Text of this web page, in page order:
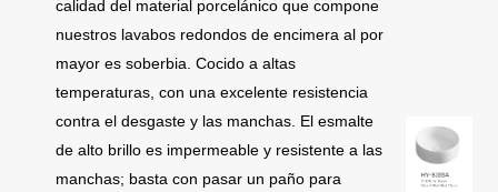
calidad del material porcelánico que compone
nuestros lavabos redondos de encimera al por
mayor es soberbia. Cocido a altas
temperaturas, con una excelente resistencia
contra el desgaste y las manchas. El esmalte
de alto brillo es impermeable y resistente a las
manchas; basta con pasar un paño para